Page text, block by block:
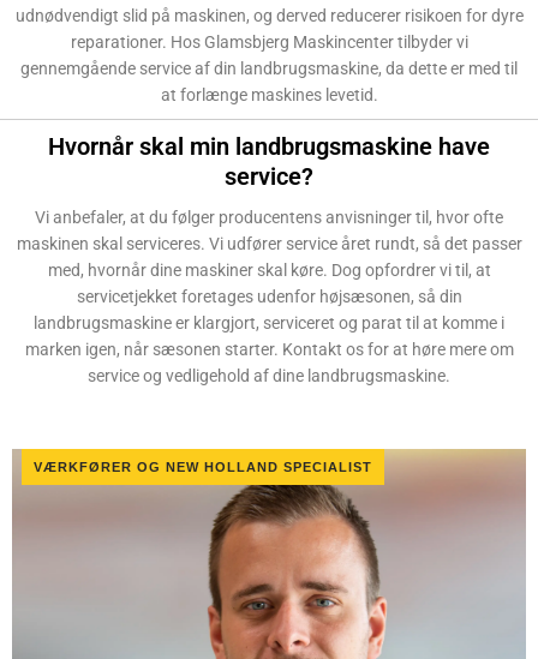
udnødvendigt slid på maskinen, og derved reducerer risikoen for dyre
reparationer. Hos Glamsbjerg Maskincenter tilbyder vi
gennemgående service af din landbrugsmaskine, da dette er med til
at forlænge maskines levetid.
Hvornår skal min landbrugsmaskine have
service?
Vi anbefaler, at du følger producentens anvisninger til, hvor ofte
maskinen skal serviceres. Vi udfører service året rundt, så det passer
med, hvornår dine maskiner skal køre. Dog opfordrer vi til, at
servicetjekket foretages udenfor højsæsonen, så din
landbrugsmaskine er klargjort, serviceret og parat til at komme i
marken igen, når sæsonen starter. Kontakt os for at høre mere om
service og vedligehold af dine landbrugsmaskine.
VÆRKFØRER OG NEW HOLLAND SPECIALIST